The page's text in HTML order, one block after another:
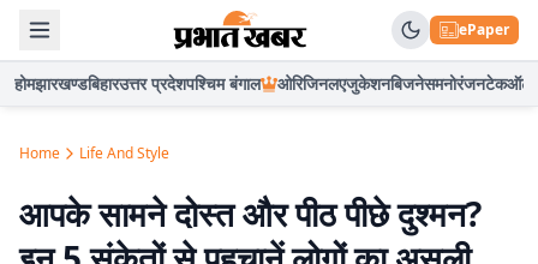
ePaper
होमझारखण्डबिहारउत्तर प्रदेशपश्चिम बंगाल ओरिजिनलएजुकेशनबिजनेसमनोरंजनटेकऑटो
Home Life And Style
आपके सामने दोस्त और पीठ पीछे दुश्मन?